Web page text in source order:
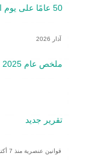
50 عامًا على يوم الأرض
آذار 2026
ملخص عام 2025
تقرير جديد
قوانين عنصرية منذ 7 أكتوبر